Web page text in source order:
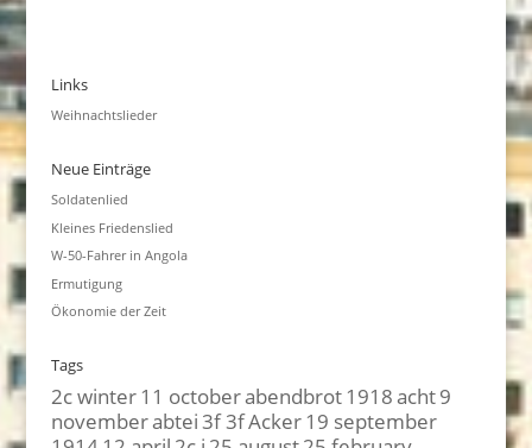
Links
Weihnachtslieder
Neue Einträge
Soldatenlied
Kleines Friedenslied
W-50-Fahrer in Angola
Ermutigung
Ökonomie der Zeit
Tags
2c winter11 octoberabendbrot1918acht9
novemberabtei3f 3fAcker19 september